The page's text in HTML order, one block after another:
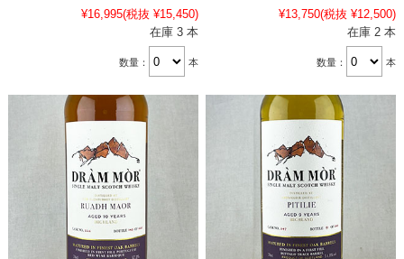
¥16,995(税抜 ¥15,450)
在庫 3 本
数量： 本
¥13,750(税抜 ¥12,500)
在庫 2 本
数量： 本